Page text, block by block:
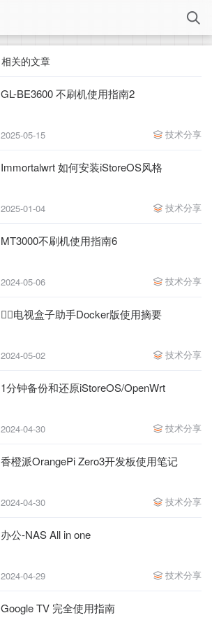
相关的文章
GL-BE3600 不刷机使用指南2
2025-05-15 技术分享
Immortalwrt 如何安装iStoreOS风格
2025-01-04 技术分享
MT3000不刷机使用指南6
2024-05-06 技术分享
❤️‍🔥电视盒子助手Docker版使用摘要
2024-05-02 技术分享
1分钟备份和还原iStoreOS/OpenWrt
2024-04-30 技术分享
香橙派OrangePi Zero3开发板使用笔记
2024-04-30 技术分享
办公-NAS All in one
2024-04-29 技术分享
Google TV 完全使用指南